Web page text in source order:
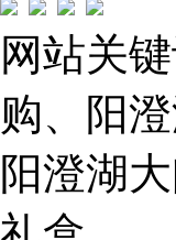
Tel:
021-
62243579
E-
mail:
859749344@qq.com
1019225591
网站关
购、阳
阳澄湖